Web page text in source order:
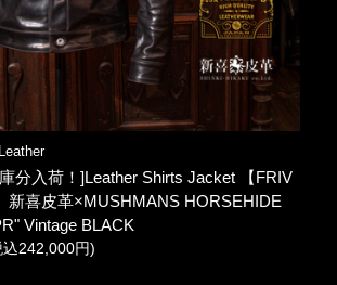
分入荷！]Leather Shirts Jacket 【FRIV
新喜皮革×MUSHMANS HORSEHIDE
Vintage BLACK
242,000円)